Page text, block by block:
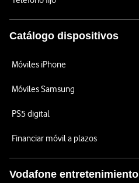
Catálogo dispositivos
Móviles iPhone
Móviles Samsung
PS5 digital
Financiar móvil a plazos
Vodafone entretenimiento